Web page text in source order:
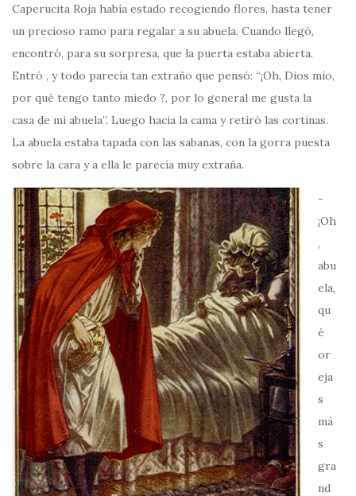
Caperucita Roja había estado recogiendo flores, hasta tener
un precioso ramo para regalar a su abuela. Cuando llegó,
encontró, para su sorpresa, que la puerta estaba abierta.
Entró , y todo parecía tan extraño que pensó: “¡Oh, Dios mío,
por qué tengo tanto miedo ?, por lo general me gusta la
casa de mi abuela”. Luego hacia la cama y retiró las cortinas.
La abuela estaba tapada con las sabanas, con la gorra puesta
sobre la cara y a ella le parecía muy extraña.
-
¡Oh
,
abu
ela,
qu
é
or
eja
s
má
s
gra
nd